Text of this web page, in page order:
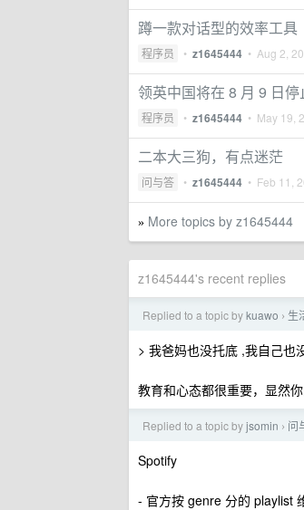
蹲一款对话型的效率工具
程序员 • z1645444 • Aug 2,
领英中国将在 8 月 9 日停
程序员 • z1645444 • May 19,
二本大三狗，有点迷茫
问与答 • z1645444 • Feb 11,
» More topics by z1645444
z1645444's recent replies
Replied to a topic bykuawo › 生
> 我爸妈也没托底 ,我自己也
教育和心态都很重要，显然
Replied to a topic byjsomin › 问
Spotify
- 官方按 genre 分的 playlist